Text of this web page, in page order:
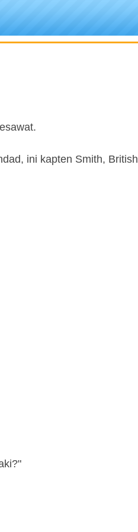
ini kapten Smith, British